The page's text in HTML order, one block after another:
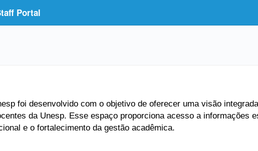
Portal
foi desenvolvido com o objetivo de oferecer uma visão
da Unesp. Esse espaço proporciona acesso a informações
e o fortalecimento da gestão acadêmica.